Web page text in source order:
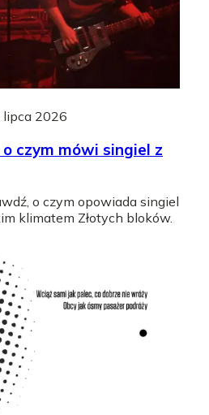
lipca 2026
czym mówi singiel z
o czym opowiada singiel
klimatem Złotych bloków.